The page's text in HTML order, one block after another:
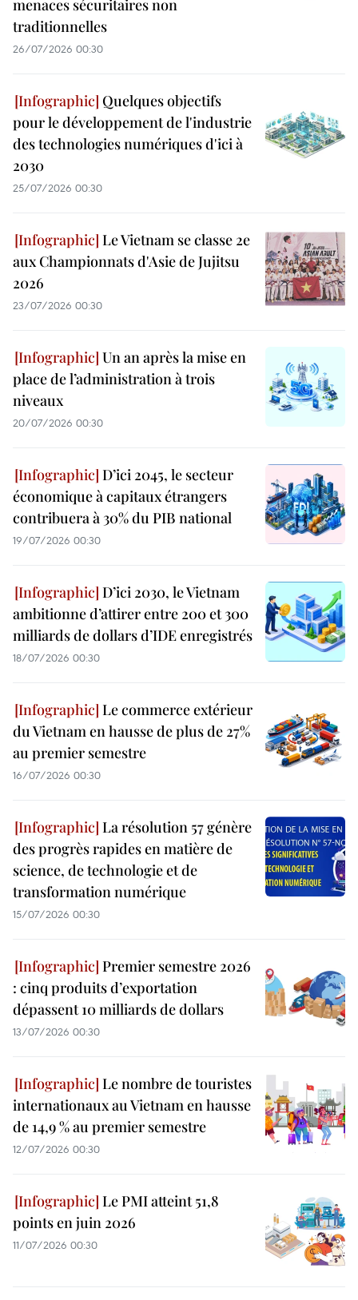
menaces sécuritaires non
traditionnelles
26/07/2026 00:30
Quelques objectifs
pour le développement de l'industrie
des technologies numériques d'ici à
2030
25/07/2026 00:30
Le Vietnam se classe 2e
aux Championnats d'Asie de Jujitsu
2026
23/07/2026 00:30
Un an après la mise en
place de l’administration à trois
niveaux
20/07/2026 00:30
D’ici 2045, le secteur
économique à capitaux étrangers
contribuera à 30% du PIB national
19/07/2026 00:30
D’ici 2030, le Vietnam
ambitionne d’attirer entre 200 et 300
milliards de dollars d’IDE enregistrés
18/07/2026 00:30
Le commerce extérieur
du Vietnam en hausse de plus de 27%
au premier semestre
16/07/2026 00:30
La résolution 57 génère
des progrès rapides en matière de
science, de technologie et de
transformation numérique
15/07/2026 00:30
Premier semestre 2026
: cinq produits d’exportation
dépassent 10 milliards de dollars
13/07/2026 00:30
Le nombre de touristes
internationaux au Vietnam en hausse
de 14,9 % au premier semestre
12/07/2026 00:30
Le PMI atteint 51,8
points en juin 2026
11/07/2026 00:30